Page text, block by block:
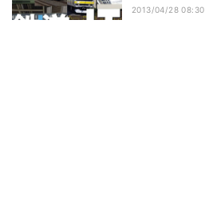
2013/04/28 08:30